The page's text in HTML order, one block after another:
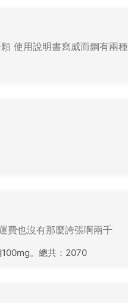
使用說明書寫威而鋼有兩種
費也沒有那麼誇張啊兩千
。總共：2070